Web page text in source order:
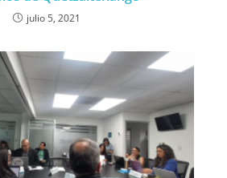
julio 5, 2021